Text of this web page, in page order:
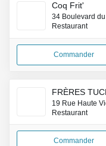
Coq Frit'
34 Boulevard
Restaurant
Commander
FRÈRES
19 Rue Haute
Restaurant
Commander